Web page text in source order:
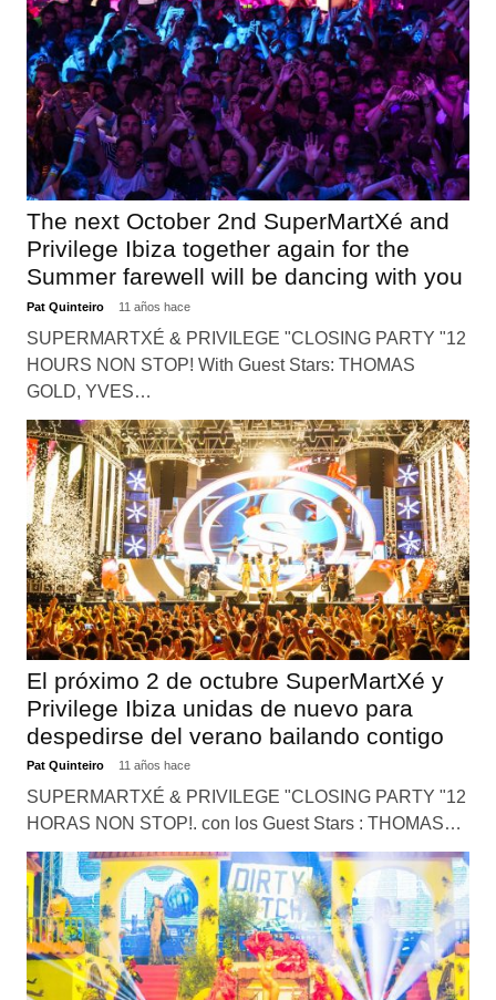
The next October 2nd SuperMartXé and
Privilege Ibiza together again for the
Summer farewell will be dancing with you
Pat Quinteiro 11 años hace
SUPERMARTXÉ & PRIVILEGE "CLOSING PARTY "12
HOURS NON STOP! With Guest Stars: THOMAS
GOLD, YVES…
El próximo 2 de octubre SuperMartXé y
Privilege Ibiza unidas de nuevo para
despedirse del verano bailando contigo
Pat Quinteiro 11 años hace
SUPERMARTXÉ & PRIVILEGE "CLOSING PARTY "12
HORAS NON STOP!. con los Guest Stars : THOMAS…